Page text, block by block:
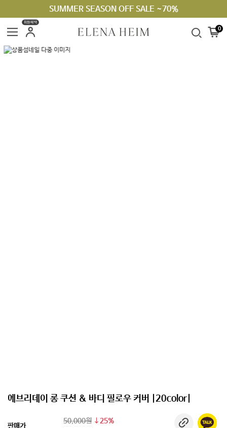
SUMMER SEASON OFF SALE ~70%
회원혜택
0
에브리데이 롱 쿠션 & 바디 필로우 커버 |20color|
판매가
50,000원 25%